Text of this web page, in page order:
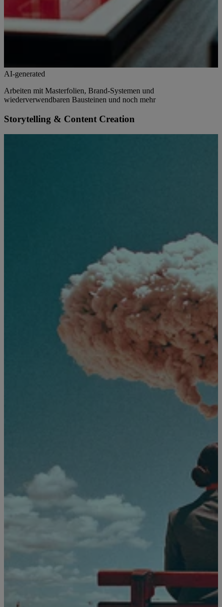
AI-generated
Arbeiten mit Masterfolien, Brand-Systemen und
wiederverwendbaren Bausteinen und noch mehr
Storytelling & Content Creation